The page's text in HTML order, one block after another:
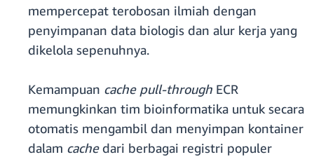
mempercepat terobosan ilmiah dengan
penyimpanan data biologis dan alur kerja yang
dikelola sepenuhnya.
Kemampuan cache pull-through ECR
memungkinkan tim bioinformatika untuk secara
otomatis mengambil dan menyimpan kontainer
dalam cachedari berbagai registri populer